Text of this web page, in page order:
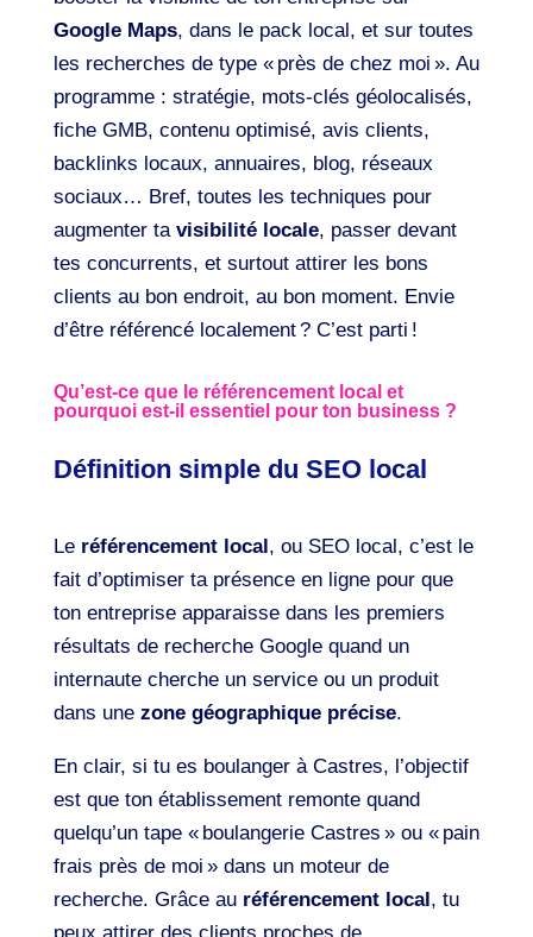
Google Maps, dans le pack local, et sur toutes
les recherches de type « près de chez moi ». Au
programme : stratégie, mots-clés géolocalisés,
fiche GMB, contenu optimisé, avis clients,
backlinks locaux, annuaires, blog, réseaux
sociaux… Bref, toutes les techniques pour
augmenter ta visibilité locale, passer devant
tes concurrents, et surtout attirer les bons
clients au bon endroit, au bon moment. Envie
d’être référencé localement ? C’est parti !
Qu’est-ce que le référencement local et
pourquoi est-il essentiel pour ton business ?
Définition simple du SEO local
Le référencement local, ou SEO local, c’est le
fait d’optimiser ta présence en ligne pour que
ton entreprise apparaisse dans les premiers
résultats de recherche Google quand un
internaute cherche un service ou un produit
dans une zone géographique précise.
En clair, si tu es boulanger à Castres, l’objectif
est que ton établissement remonte quand
quelqu’un tape « boulangerie Castres » ou « pain
frais près de moi » dans un moteur de
recherche. Grâce au référencement local, tu